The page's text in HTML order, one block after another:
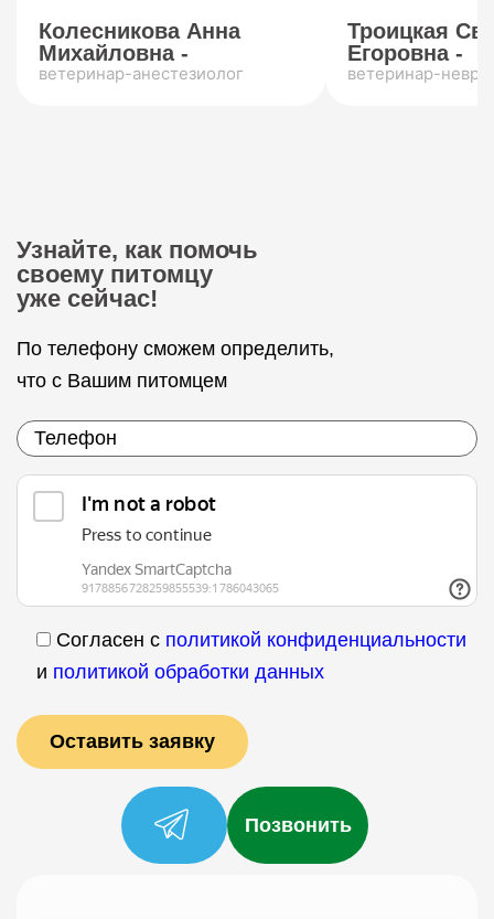
Колесникова Анна
Михайловна -
ветеринар-анестезиолог
Троицкая
Егоровна -
ветеринар-
Узнайте, как помочь
своему питомцу
уже сейчас!
По телефону сможем определить,
что с Вашим питомцем
Согласен с политикой конфиденциальности
и политикой обработки данных
Позвонить